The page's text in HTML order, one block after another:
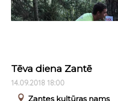
Tēva diena Zantē
14.09.2018 18:00
Zantes kultūras nams